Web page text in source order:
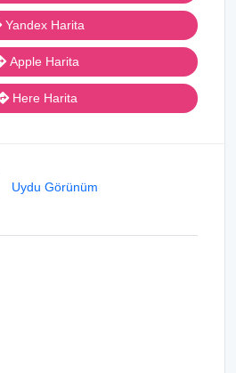
Yandex Harita
Apple Harita
Here Harita
Uydu Görünüm